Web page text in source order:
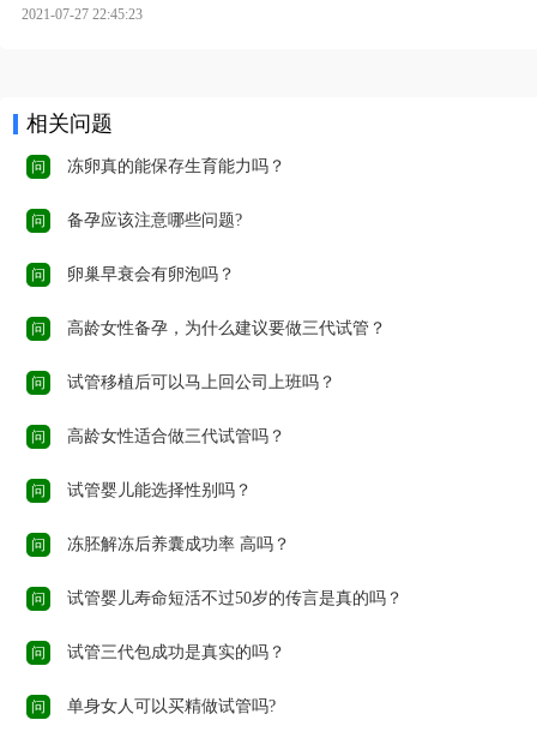
2021-07-27 22:45:23
相关问题
问 冻卵真的能保存生育能力吗？
问 备孕应该注意哪些问题?
问 卵巢早衰会有卵泡吗？
问 高龄女性备孕，为什么建议要做三代试管？
问 试管移植后可以马上回公司上班吗？
问 高龄女性适合做三代试管吗？
问 试管婴儿能选择性别吗？
问 冻胚解冻后养囊成功率 高吗？
问 试管婴儿寿命短活不过50岁的传言是真的吗？
问 试管三代包成功是真实的吗？
问 单身女人可以买精做试管吗?